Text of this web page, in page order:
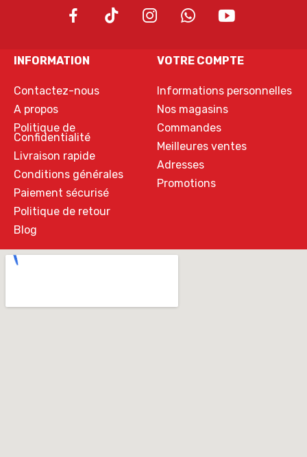
INFORMATION
Contactez-nous
A propos
Politique de
Confidentialité
Livraison rapide
Conditions générales
Paiement sécurisé
Politique de retour
Blog
VOTRE COMPTE
Informations personnelles
Nos magasins
Commandes
Meilleures ventes
Adresses
Promotions